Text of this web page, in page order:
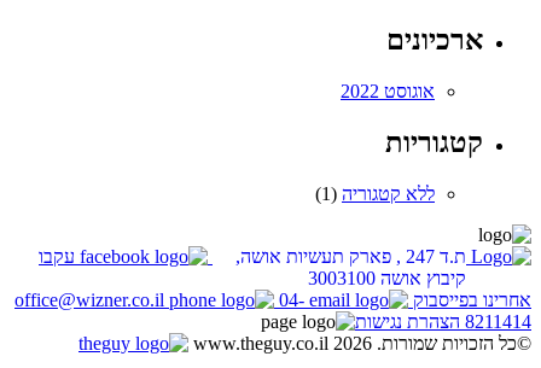
ארכיונים
אוגוסט 2022
קטגוריות
ללא קטגוריה (1)
ת.ד 247 , פארק תעשיות אושה,
קיבוץ אושה 3003100
עקבו
אחרינו בפייסבוק office@wizner.co.il
04-
8211414 הצהרת נגישות
©כל הזכויות שמורות. www.theguy.co.il 2026